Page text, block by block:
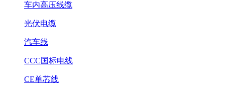
车内高压线缆
光伏电缆
汽车线
CCC国标电线
CE单芯线